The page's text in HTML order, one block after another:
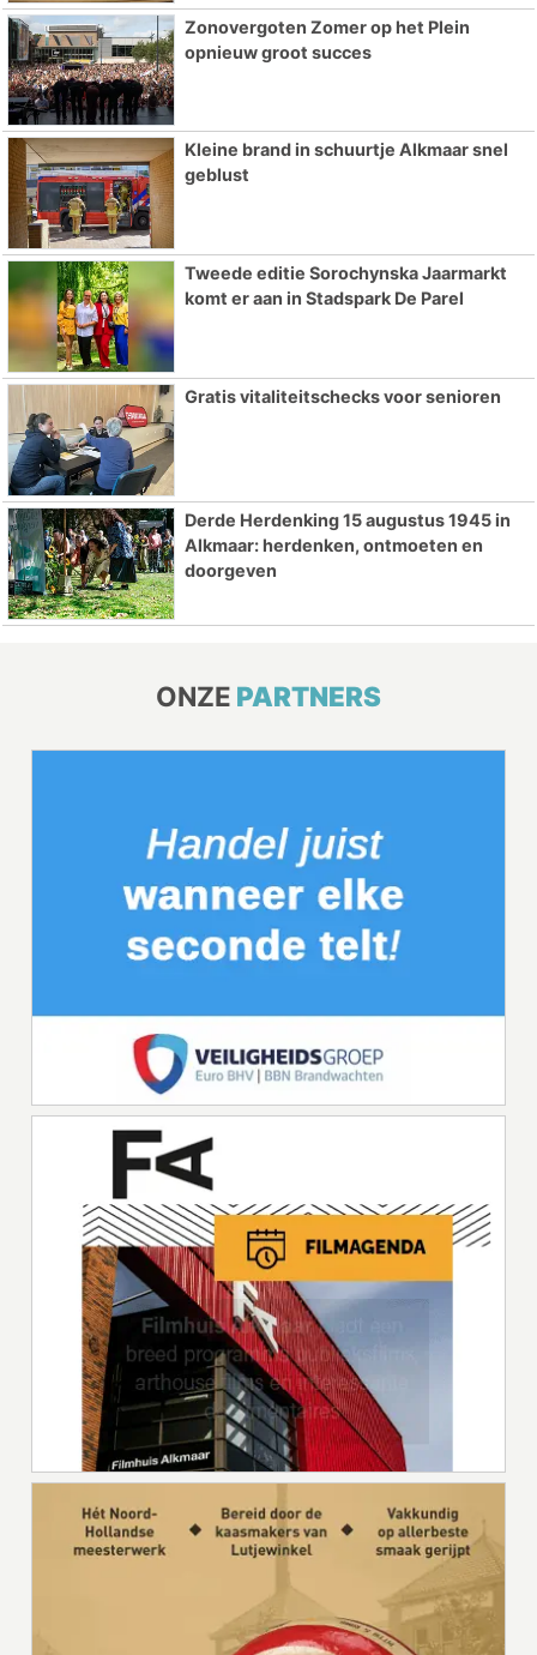
Zonovergoten Zomer op het Plein
opnieuw groot succes
Kleine brand in schuurtje Alkmaar snel
geblust
Tweede editie Sorochynska Jaarmarkt
komt er aan in Stadspark De Parel
Gratis vitaliteitschecks voor senioren
Derde Herdenking 15 augustus 1945 in
Alkmaar: herdenken, ontmoeten en
doorgeven
ONZE PARTNERS